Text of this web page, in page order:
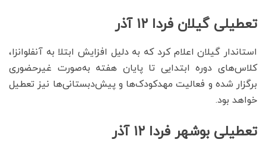
تعطیلی گیلان فردا ۱۲ آذر
استاندار گیلان اعلام کرد که به دلیل افزایش ابتلا به آنفلوانزا،
کلاس‌های دوره ابتدایی تا پایان هفته به‌صورت غیرحضوری
برگزار شده و فعالیت مهدکودک‌ها و پیش‌دبستانی‌ها نیز تعطیل
خواهد بود.
تعطیلی بوشهر فردا ۱۲ آذر